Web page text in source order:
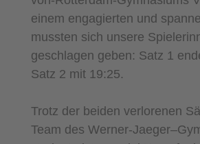
einem engagierten und
mussten sich unsere
geschlagen geben: Satz 1
Satz 2 mit 19:25.
Trotz der beiden verlorenen
Team des Werner-Jaeger–